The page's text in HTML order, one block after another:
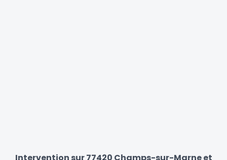
Intervention sur 77420 Champs-sur-Marne et